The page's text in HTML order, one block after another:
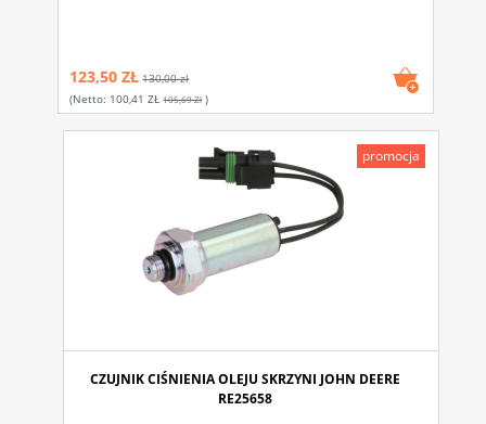
123,50 ZŁ 130,00 zł
(netto: 100,41 ZŁ 105,69 Zł)
CZUJNIK CIŚNIENIA OLEJU SKRZYNI JOHN DEERE
RE25658
promocja